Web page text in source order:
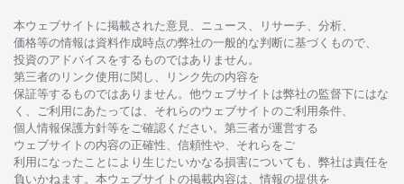
本ウェブサイトに掲載さ れた意見、ニュース、リサーチ、分析、
価格等の情報は資料作成時点の弊社の一般的な判断に基づくもので、
投資のアドバイスをするものではありません。
第三者の リンク使用に関し、 リンク先の内容を
保証等するものではありません。 他ウェブサイトは弊社の監督下にはな
く、 ご利用にあたっては、 それらのウェブサイトのご利用条件、
個人情報保護方針等をご確認ください。 第三者が運営する
ウェブサイトの内容の正確性、信頼性や、それらをご
利用になったことにより 生じたいかなる損害についても、 弊社は責任を
負いかねます。 本ウェブサイトの掲載内容は、 情報の提供を